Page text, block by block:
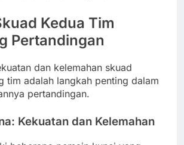
Kedua Tim
Pertandingan
dan kelemahan skuad
tim adalah langkah penting dalam
pertandingan.
Kekuatan dan Kelemahan